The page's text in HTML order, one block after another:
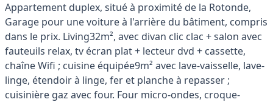
Appartement duplex, situé à proximité de la Rotonde,
Garage pour une voiture à l'arrière du bâtiment, compris
dans le prix. Living32m², avec divan clic clac + salon avec
fauteuils relax, tv écran plat + lecteur dvd + cassette,
chaîne Wifi ; cuisine équipée9m² avec lave-vaisselle, lave-
linge, étendoir à linge, fer et planche à repasser ;
cuisinière gaz avec four. Four micro-ondes, croque-